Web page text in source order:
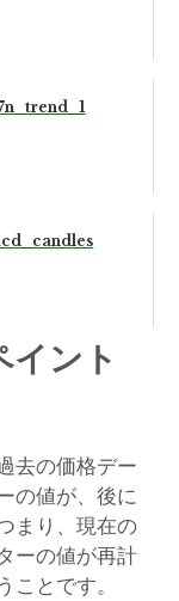
ント
去の価格デー
の値が、後に
まり、現在の
ーの値が再計
ことです。